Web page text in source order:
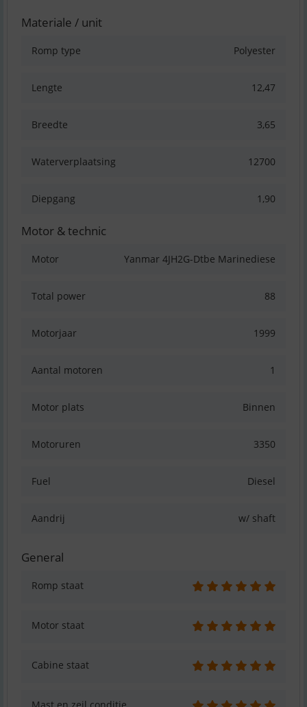
Materiale / unit
Romp type Polyester
Lengte 12,47
Breedte 3,65
Waterverplaatsing 12700
Diepgang 1,90
Motor & technic
Motor Yanmar 4JH2G-Dtbe Marinediese
Total power 88
Motorjaar 1999
Aantal motoren 1
Motor plats Binnen
Motoruren 3350
Fuel Diesel
Aandrij w/ shaft
General
Romp staat
Motor staat
Cabine staat